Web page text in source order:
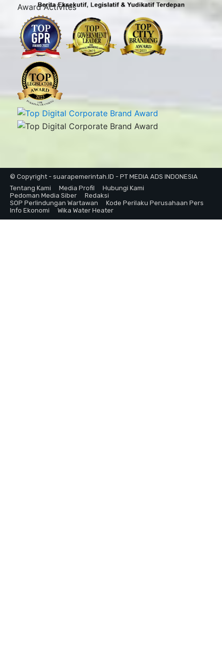
Award Activites
© Copyright - suarapemerintah.ID - PT MEDIA ADS INDONESIA
Tentang Kami
Media Profil
Hubungi Kami
Pedoman Media Siber
Redaksi
SOP Perlindungan Wartawan
Kode Perilaku Perusahaan Pers
Info Ekonomi
Wika Water Heater